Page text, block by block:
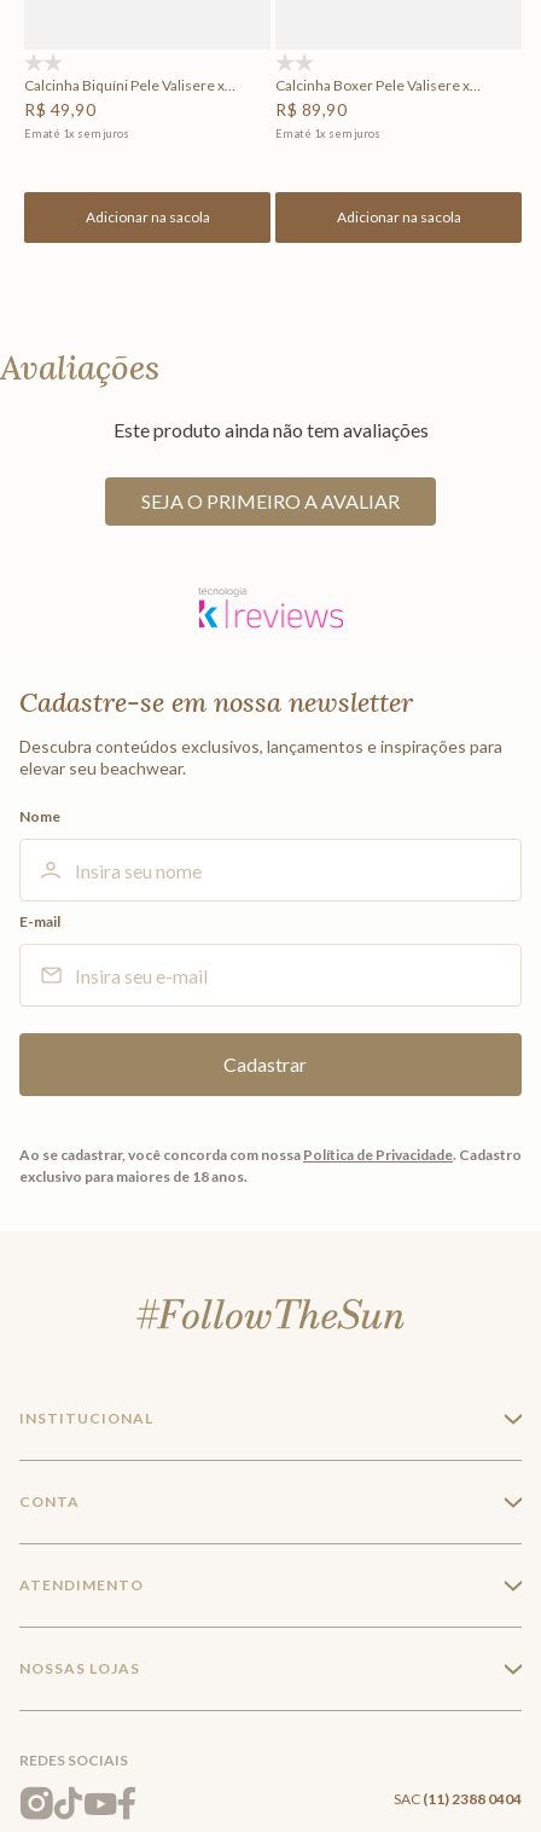
Calcinha Biquíni Pele Valisere x
Cia.Marítima
R$ 49,90
Em até 1x sem juros
Adicionar na sacola
Calcinha Boxer Pele Valisere x
Cia.Marítima
R$ 89,90
Em até 1x sem juros
Adicionar na sacola
Avaliações
Este produto ainda não tem avaliações
SEJA O PRIMEIRO A AVALIAR
Cadastre-se em nossa newsletter
Descubra conteúdos exclusivos, lançamentos e inspirações para
elevar seu beachwear.
Nome
E-mail
Ao se cadastrar, você concorda com nossa Política de Privacidade. Cadastro
exclusivo para maiores de 18 anos.
INSTITUCIONAL +
Trabalhe conosco
Mapa do Site
CONTA +
Meus pedidos
Wishlist
ATENDIMENTO +
Entrega e Frete
NOSSAS LOJAS +
REDES SOCIAIS
SAC (11) 2388 0404